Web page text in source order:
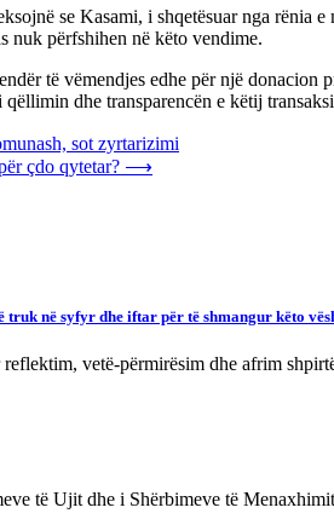
se Kasami, i shqetësuar nga
nuk përfshihen në këto vendime.
të vëmendjes edhe për një
dhe transparencën e këtij
sot zyrtarizimi
çdo qytetar? ⟶
në syfyr dhe iftar për të shmangur këto
vetë-përmirësim dhe afrim
të Ujit dhe i Shërbimeve të